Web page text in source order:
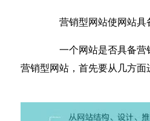
营销型网站使网站具
一个网站是否具备营
营销型网站，首先要从几方面